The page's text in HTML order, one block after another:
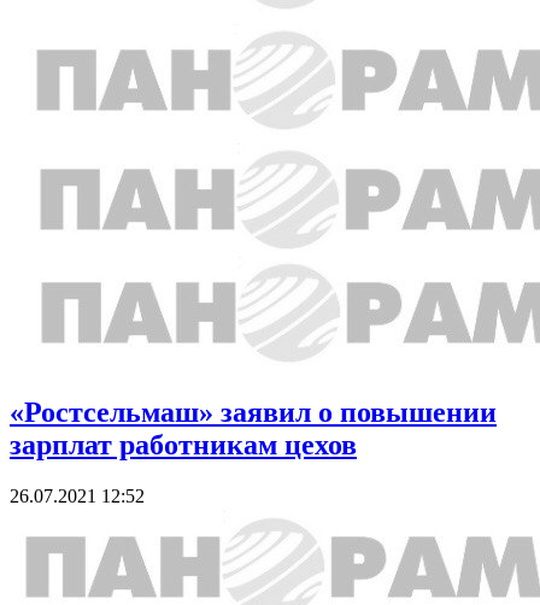
«Ростсельмаш» заявил о повышении
зарплат работникам цехов
26.07.2021 12:52